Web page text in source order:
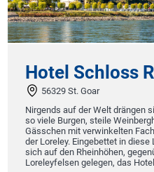
Hotel Schloss
56329 St. Goar
Nirgends auf der Welt drängen
so viele Burgen, steile
Gässchen mit verwinkelten
der Loreley. Eingebettet in
sich auf den Rheinhöhen,
Loreleyfelsen gelegen, das